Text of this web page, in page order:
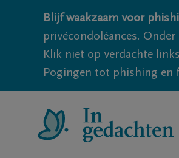
Blijf waakzaam voor
privécondoléances.
Klik niet op verdachte
Pogingen tot phishing en